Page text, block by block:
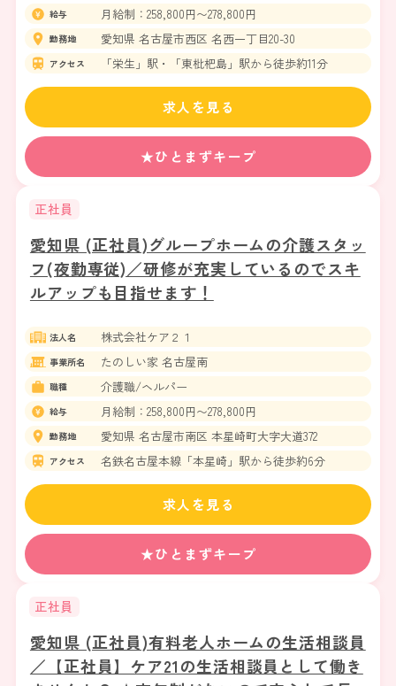
給与 月給制：258,800円〜278,800円
勤務地 愛知県 名古屋市西区 名西一丁目20-30
アクセス 「栄生」駅・「東枇杷島」駅から徒歩約11分
★ひとまずキープ
求人を見る
正社員
愛知県 (正社員)グループホームの介護スタッ
フ(夜勤専従)／研修が充実しているのでスキ
ルアップも目指せます！
法人名 株式会社ケア２１
事業所名 たのしい家 名古屋南
職種 介護職/ヘルパー
給与 月給制：258,800円〜278,800円
勤務地 愛知県 名古屋市南区 本星崎町大字大道372
アクセス 名鉄名古屋本線「本星崎」駅から徒歩約6分
★ひとまずキープ
求人を見る
正社員
愛知県 (正社員)有料老人ホームの生活相談員
／【正社員】ケア21の生活相談員として働き